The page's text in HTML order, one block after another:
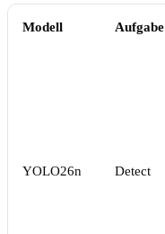
Modell Aufgabe
YOLO26n Detect